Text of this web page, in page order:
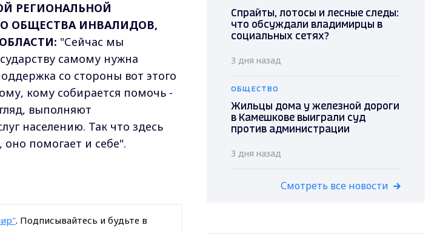
РЕГИОНАЛЬНОЙ
ОБЩЕСТВА ИНВАЛИДОВ,
"Сейчас мы
самому нужна
со стороны вот этого
кому собирается помочь -
выполняют
населению. Так что здесь
помогает и себе".
. Подписывайтесь и будьте в
Спрайты, лотосы и лесные следы:
что обсуждали владимирцы в
социальных сетях?
3 дня назад
ОБЩЕСТВО
Жильцы дома у железной дороги
в Камешкове выиграли суд
против администрации
3 дня назад
Смотреть все новости